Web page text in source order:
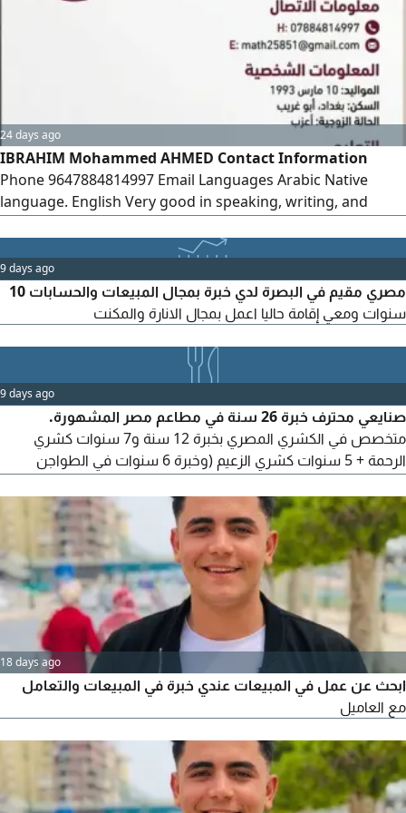
24 days ago
IBRAHIM Mohammed AHMED Contact Information
Phone 9647884814997 Email Languages Arabic Native
language. English Very good in speaking, writing, and
reading. Personal Information Date of Birth March 10,
1993 Education Bachelor's Degree in Mathematics
University of Diyala - Graduated Worked as a Mathematics
Lecturer for two years
9 days ago
مصري مقيم في البصرة لدي خبرة بمجال المبيعات والحسابات 10
سنوات ومعي إقامة حاليا اعمل بمجال الانارة والمكنت
9 days ago
صنايعي محترف خبرة 26 سنة في مطاعم مصر المشهورة.
متخصص في الكشري المصري بخبرة 12 سنة و7 سنوات كشري
الرحمة + 5 سنوات كشري الزعيم (وخبرة 6 سنوات في الطواجن
بمطاعم مؤمن. أتقن التسوية والتحضير والتجهيز والنظافة
18 days ago
ابحث عن عمل في المبيعات عندي خبرة في المبيعات والتعامل
مع العاميل